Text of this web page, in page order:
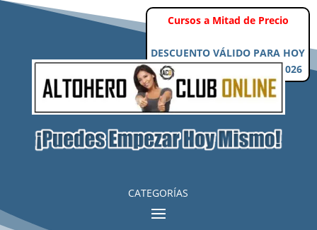
CATEGORÍAS
Cursos a Mitad de Precio
DESCUENTO VÁLIDO PARA HOY
Domingo, 9 de Agosto de 2026